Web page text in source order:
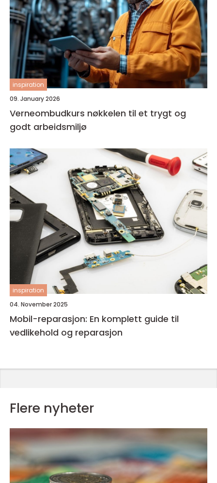
inspiration
09. January 2026
Verneombudkurs nøkkelen til et trygt og
godt arbeidsmiljø
inspiration
04. November 2025
Mobil-reparasjon: En komplett guide til
vedlikehold og reparasjon
Flere nyheter